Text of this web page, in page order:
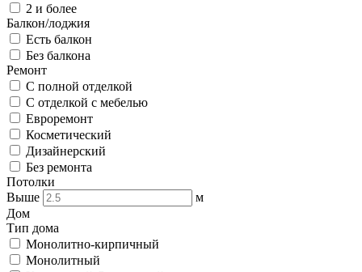
2 и более
Балкон/лоджия
Есть балкон
Без балкона
Ремонт
С полной отделкой
С отделкой с мебелью
Евроремонт
Косметический
Дизайнерский
Без ремонта
Потолки
Выше
м
Дом
Тип дома
Монолитно-кирпичный
Монолитный